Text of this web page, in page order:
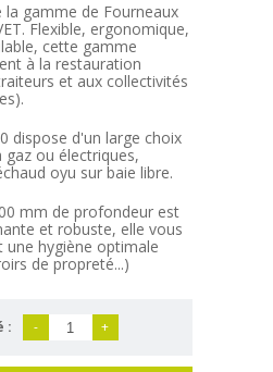
la gamme de Fourneaux
Flexible, ergonomique,
cette gamme
à la restauration
et aux collectivités
dispose d'un large choix
gaz ou électriques,
oyu sur baie libre.
mm de profondeur est
et robuste, elle vous
une hygiène optimale
de propreté...)
: - +